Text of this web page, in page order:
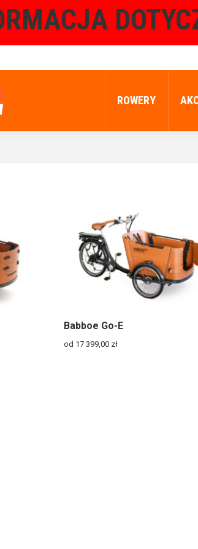
ROWERY
Babboe Go-E
od 17 399,00 zł